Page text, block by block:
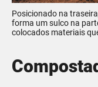
Posicionado na
forma um sulco na
colocados materiais